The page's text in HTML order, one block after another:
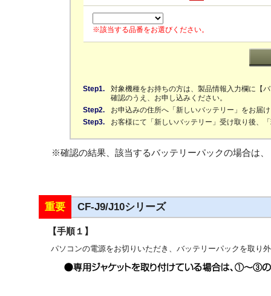
※該当する品番をお選びください。
Step1.
対象機種をお持ちの方は、製品情報入力欄に【
確認のうえ、お申し込みください。
Step2.
お申込みの住所へ「新しいバッテリー」をお届
Step3.
お客様にて「新しいバッテリー」受け取り後、
※確認の結果、該当するバッテリーパックの場合は
重要 CF-J9/J10シリーズ
【手順１】
パソコンの電源をお切りいただき、バッテリーパックを取り